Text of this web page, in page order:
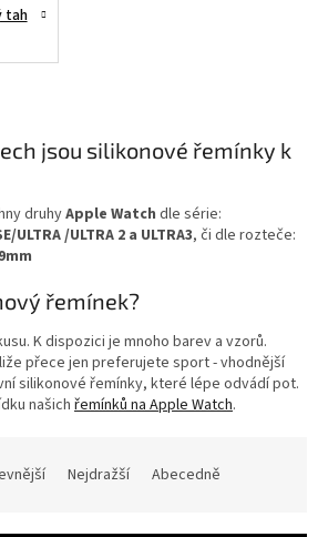
tah
jsou silikonové řemínky k
druhyApple Watch dle série:
/ULTRA 2 a ULTRA3, či dle rozteče:
řemínek?
K dispozici je mnoho barev a vzorů.
přece jen preferujete sport - vhodnější
silikonové řemínky, které lépe odvádí pot.
našich řemínků na Apple Watch.
Nejdražší Abecedně